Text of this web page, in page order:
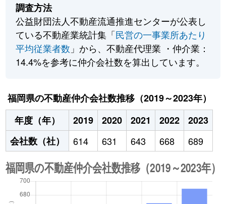
調査方法
公益財団法人不動産流通推進センターが公表し
ている不動産業統計集「民営の一事業所あたり
平均従業者数 」から、不動産代理業 ・仲介業：
14.4%を参考に仲介会社数を算出しています。
福岡県の不動産仲介会社数推移（2019～2023年）
年度（年）
2019 2020 2021 2022
2023
会社数（社）
614 631 643 668 689